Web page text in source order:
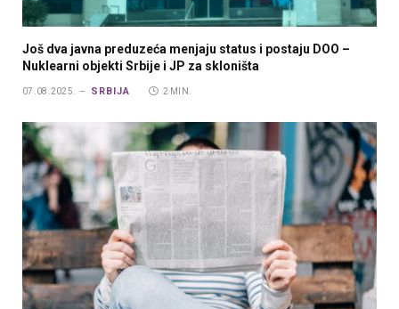
Još dva javna preduzeća menjaju status i postaju DOO –
Nuklearni objekti Srbije i JP za skloništa
07.08.2025. SRBIJA 2 MIN.